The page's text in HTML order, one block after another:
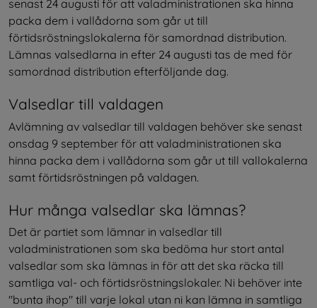
senast 24 augusti för att valadministrationen ska hinna
packa dem i vallådorna som går ut till
förtidsröstningslokalerna för samordnad distribution.
Lämnas valsedlarna in efter 24 augusti tas de med för
samordnad distribution efterföljande dag.
Valsedlar till valdagen
Avlämning av valsedlar till valdagen behöver ske senast
onsdag 9 september för att valadministrationen ska
hinna packa dem i vallådorna som går ut till vallokalerna
samt förtidsröstningen på valdagen.
Hur många valsedlar ska lämnas?
Det är partiet som lämnar in valsedlar till
valadministrationen som ska bedöma hur stort antal
valsedlar som ska lämnas in för att det ska räcka till
samtliga val- och förtidsröstningslokaler. Ni behöver inte
"bunta ihop" till varje lokal utan ni kan lämna in samtliga